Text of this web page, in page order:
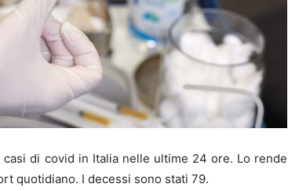
casi di covid in Italia nelle ultime 24 ore. Lo rende
quotidiano. I decessi sono stati 79.